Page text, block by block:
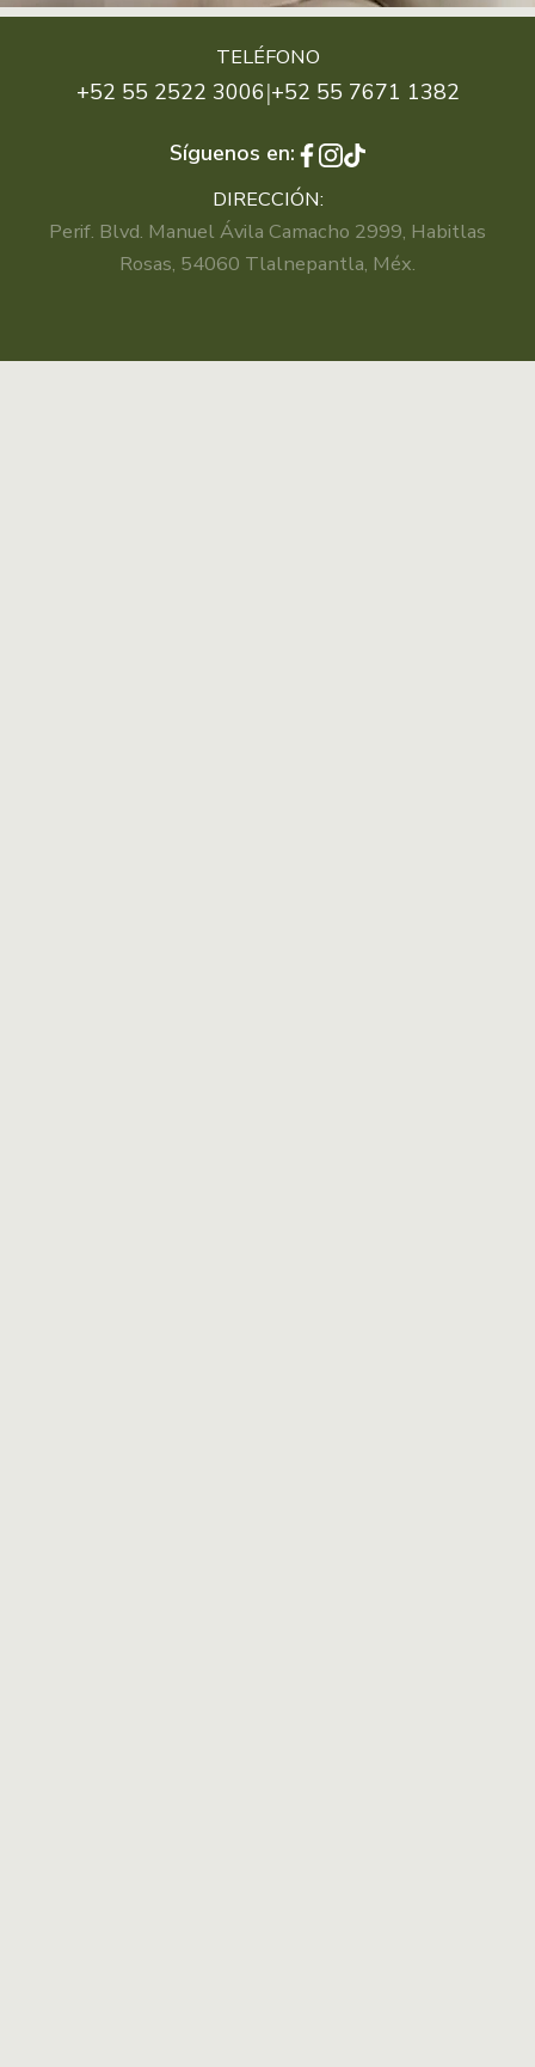
TELÉFONO
+52 55 2522 3006|+52 55 7671 1382
Síguenos en:
DIRECCIÓN:
Perif. Blvd. Manuel Ávila Camacho 2999, Habitlas
Rosas, 54060 Tlalnepantla, Méx.